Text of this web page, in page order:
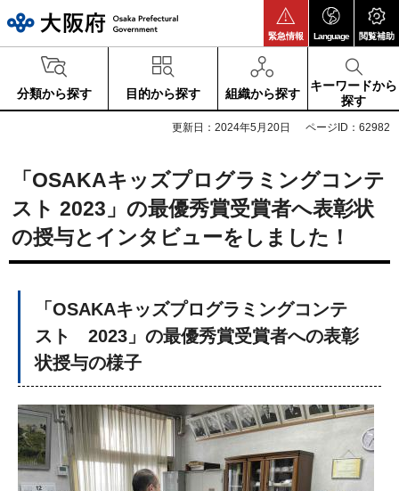
緊急情報 Language 閲覧補助
分類から探す 目的から探す 組織から探す
キーワードから
探す
更新日：2024年5月20日 ページID：62982
「OSAKAキッズプログラミングコンテ
スト 2023」の最優秀賞受賞者へ表彰状
の授与とインタビューをしました！
「OSAKAキッズプログラミングコンテ
スト 2023」の最優秀賞受賞者への表彰
状授与の様子